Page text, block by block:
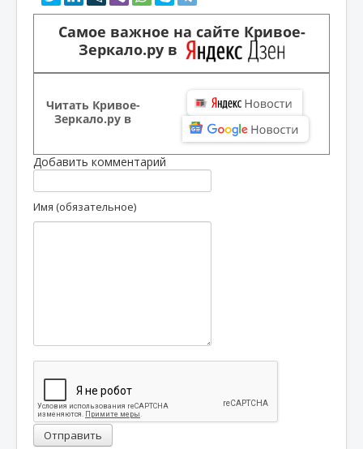
Самое важное на сайте Кривое-
Зеркало.ру в
Читать Кривое-
Зеркало.ру в
Добавить комментарий
Имя (обязательное)
Отправить